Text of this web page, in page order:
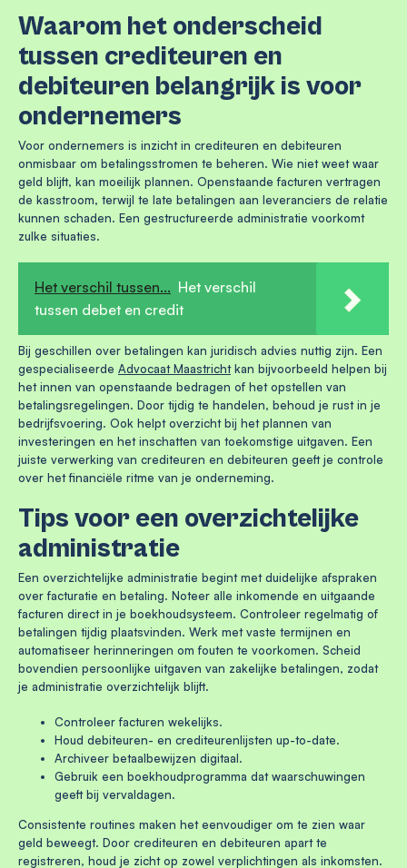
Waarom het onderscheid
tussen crediteuren en
debiteuren belangrijk is voor
ondernemers
Voor ondernemers is inzicht in crediteuren en debiteuren
onmisbaar om betalingsstromen te beheren. Wie niet weet waar
geld blijft, kan moeilijk plannen. Openstaande facturen vertragen
de kasstroom, terwijl te late betalingen aan leveranciers de relatie
kunnen schaden. Een gestructureerde administratie voorkomt
zulke situaties.
Het verschil tussen... Het verschil
tussen debet en credit
Bij geschillen over betalingen kan juridisch advies nuttig zijn. Een
gespecialiseerde Advocaat Maastrichtkan bijvoorbeeld helpen bij
het innen van openstaande bedragen of het opstellen van
betalingsregelingen. Door tijdig te handelen, behoud je rust in je
bedrijfsvoering. Ook helpt overzicht bij het plannen van
investeringen en het inschatten van toekomstige uitgaven. Een
juiste verwerking van crediteuren en debiteuren geeft je controle
over het financiële ritme van je onderneming.
Tips voor een overzichtelijke
administratie
Een overzichtelijke administratie begint met duidelijke afspraken
over facturatie en betaling. Noteer alle inkomende en uitgaande
facturen direct in je boekhoudsysteem. Controleer regelmatig of
betalingen tijdig plaatsvinden. Werk met vaste termijnen en
automatiseer herinneringen om fouten te voorkomen. Scheid
bovendien persoonlijke uitgaven van zakelijke betalingen, zodat
je administratie overzichtelijk blijft.
Controleer facturen wekelijks.
Houd debiteuren- en crediteurenlijsten up-to-date.
Archiveer betaalbewijzen digitaal.
Gebruik een boekhoudprogramma dat waarschuwingen
geeft bij vervaldagen.
Consistente routines maken het eenvoudiger om te zien waar
geld beweegt. Door crediteuren en debiteuren apart te
registreren, houd je zicht op zowel verplichtingen als inkomsten.